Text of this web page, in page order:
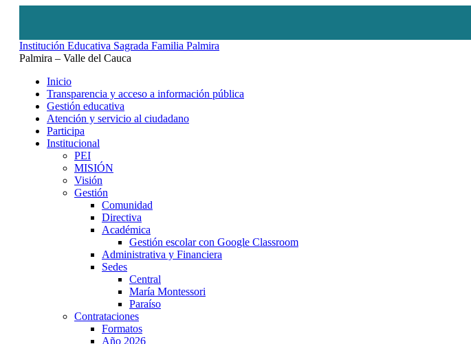
Institución Educativa Sagrada Familia Palmira
Palmira – Valle del Cauca
Inicio
Transparencia y acceso a información pública
Gestión educativa
Atención y servicio al ciudadano
Participa
Institucional
PEI
MISIÓN
Visión
Gestión
Comunidad
Directiva
Académica
Gestión escolar con Google Classroom
Administrativa y Financiera
Sedes
Central
María Montessori
Paraíso
Contrataciones
Formatos
Año 2026